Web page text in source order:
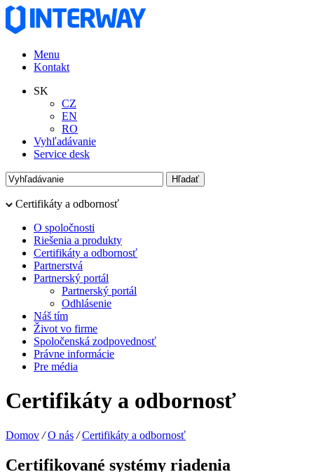
Menu
Kontakt
SK
CZ
EN
RO
Vyhľadávanie
Service desk
Certifikáty a odbornosť
O spoločnosti
Riešenia a produkty
Certifikáty a odbornosť
Partnerstvá
Partnerský portál
Partnerský portál
Odhlásenie
Náš tím
Život vo firme
Spoločenská zodpovednosť
Právne informácie
Pre média
Certifikáty a odbornosť
Domov / O nás / Certifikáty a odbornosť
Certifikované systémy riadenia